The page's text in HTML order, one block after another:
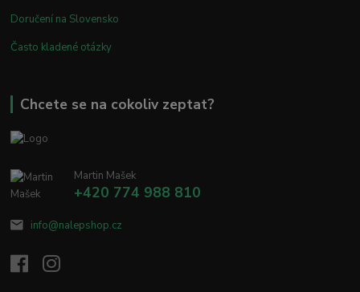
Doručení na Slovensko
Často kladené otázky
Chcete se na cokoliv zeptat?
Martin Mašek
+420 774 988 810
info@nalepshop.cz